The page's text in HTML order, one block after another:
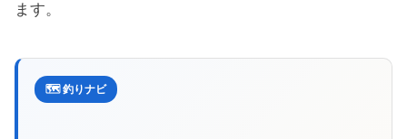
ます。
🗺️ 釣りナビ